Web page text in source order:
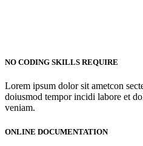
NO CODING SKILLS REQUIRE
Lorem ipsum dolor sit ametcon
doiusmod tempor incidi labore et
veniam.
ONLINE DOCUMENTATION